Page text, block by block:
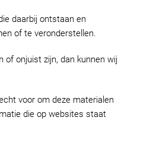
daarbij ontstaan en
of te veronderstellen.
of onjuist zijn, dan kunnen wij
voor om deze materialen
die op websites staat